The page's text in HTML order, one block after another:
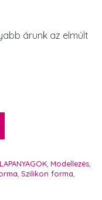
árunk az elmúlt
, Modellezés,
, Szilikon forma,